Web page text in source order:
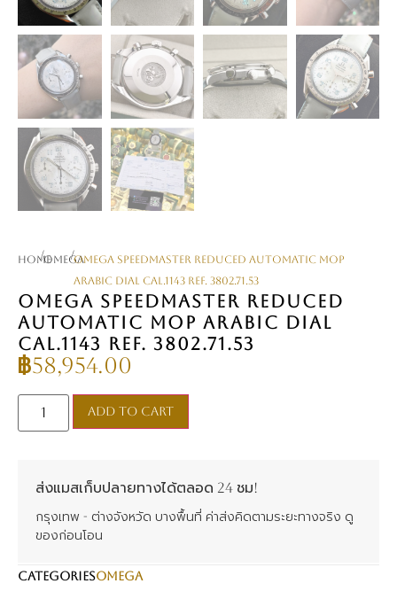
Home
/omega
/Omega Speedmaster Reduced Automatic MOP
Arabic Dial Cal.1143 Ref. 3802.71.53
OMEGA SPEEDMASTER REDUCED
AUTOMATIC MOP ARABIC DIAL
CAL.1143 REF. 3802.71.53
฿58,954.00
Add to cart
ส่งแมสเก็บปลายทางได้ตลอด 24 ชม!
กรุงเทพ - ต่างจังหวัด บางพื้นที่ ค่าส่งคิดตามระยะทางจริง ดู
ของก่อนโอน
CATEGORIESomega